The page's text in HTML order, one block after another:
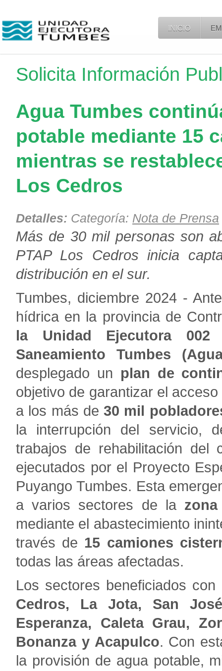
INICIO
Solicita Información
Agua Tumbes
potable mediante 15
mientras se
Los Cedros
Detalles: Categoría: Nota de Prensa
Más de 30 mil personas son
PTAP Los Cedros inicia
distribución en el sur.
Tumbes, diciembre 2024 - Ante
hídrica en la provincia de
la Unidad Ejecutora 002
Saneamiento Tumbes
desplegado un plan de
objetivo de garantizar el
a los más de 30 mil
la interrupción del servicio,
trabajos de rehabilitación del
ejecutados por el Proyecto
Puyango Tumbes. Esta
a varios sectores de la
mediante el abastecimiento
través de 15 camiones
todas las áreas afectadas.
Los sectores beneficiados
Cedros, La Jota, San
Esperanza, Caleta Grau,
Bonanza y Acapulco. Con
la provisión de agua potable,